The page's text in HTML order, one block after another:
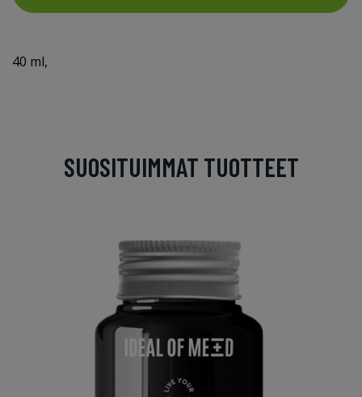
40 ml,
SUOSITUIMMAT TUOTTEET